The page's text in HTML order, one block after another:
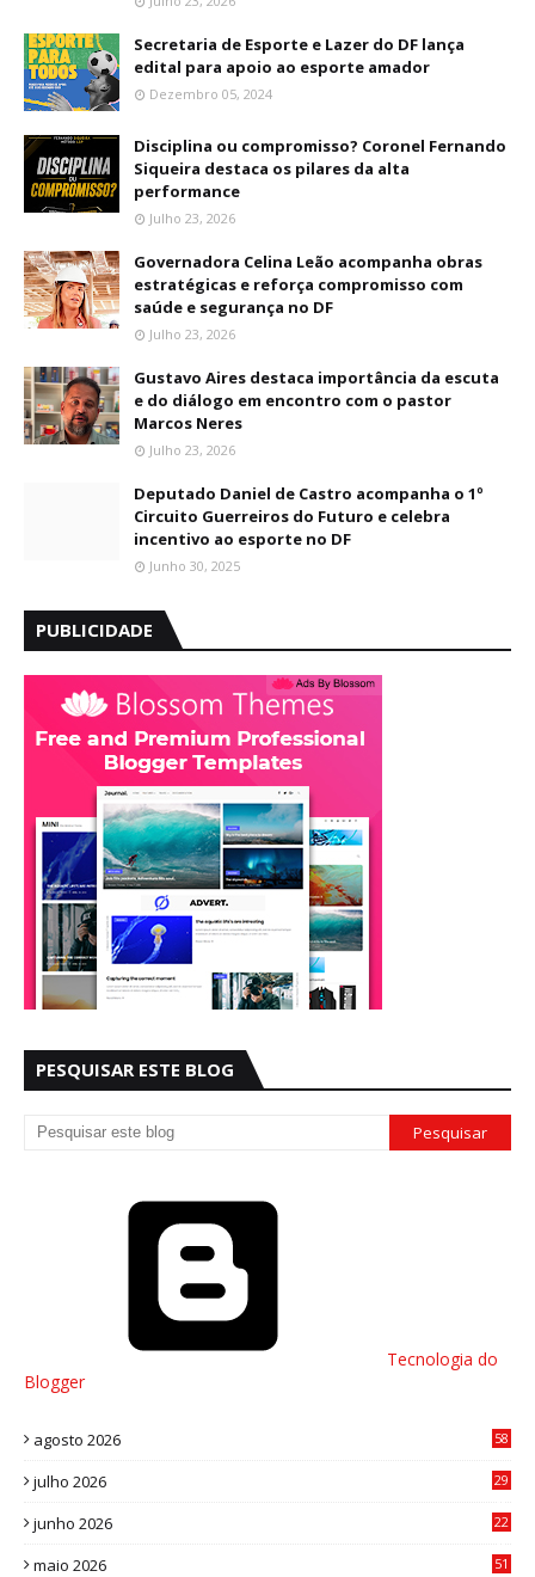
Secretaria de Esporte e Lazer do DF lança
edital para apoio ao esporte amador
Dezembro 05, 2024
Disciplina ou compromisso? Coronel Fernando
Siqueira destaca os pilares da alta
performance
Julho 23, 2026
Governadora Celina Leão acompanha obras
estratégicas e reforça compromisso com
saúde e segurança no DF
Julho 23, 2026
Gustavo Aires destaca importância da escuta
e do diálogo em encontro com o pastor
Marcos Neres
Julho 23, 2026
Deputado Daniel de Castro acompanha o 1º
Circuito Guerreiros do Futuro e celebra
incentivo ao esporte no DF
Junho 30, 2025
PUBLICIDADE
PESQUISAR ESTE BLOG
Tecnologia do
Blogger
agosto 2026 58
julho 2026
29
junho 2026
22
maio 2026
51